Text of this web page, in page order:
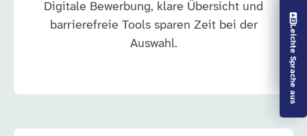
Vorlesen aus
Leichte Sprache aus
Digitale Bewerbung, klare Übersicht und
barrierefreie Tools sparen Zeit bei der
Auswahl.